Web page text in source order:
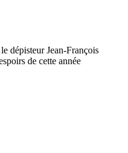
dépisteur Jean-François
de cette année